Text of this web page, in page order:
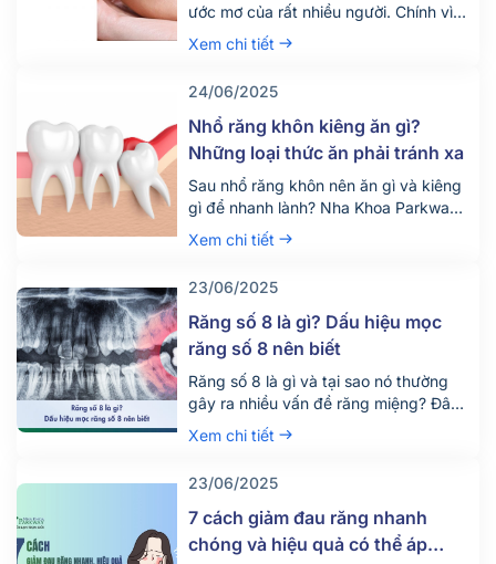
ước mơ của rất nhiều người. Chính vì
vậy hiện nay có rất nhiều người tìm
đến dịch vụ tẩy trắng răng để thỏa
trắng răng giá bao nhiêu tiền? Quy
trình diễn ra dịch vụ này như […]
Xem chi tiết
24/06/2025
Nhổ răng khôn kiêng ăn gì?
Những loại thức ăn phải tránh xa
Sau nhổ răng khôn nên ăn gì và kiêng
gì để nhanh lành? Nha Khoa Parkway
chia sẻ chế độ ăn uống khoa học giúp
giảm đau, tránh biến chứng. Tìm hiểu
Xem chi tiết
23/06/2025
Răng số 8 là gì? Dấu hiệu mọc
răng số 8 nên biết
Răng số 8 là gì và tại sao nó thường
gây ra nhiều vấn đề răng miệng? Đây
là câu hỏi được rất nhiều người quan
tâm, đặc biệt là những ai đang bước
hay còn gọi là răng khôn, là chiếc răng
mọc cuối cùng trên cung hàm và
thường gây đau nhức, khó chịu khi
mọc lệch hoặc mọc ngầm.
Xem chi tiết
23/06/2025
7 cách giảm đau răng nhanh
chóng và hiệu quả có thể áp